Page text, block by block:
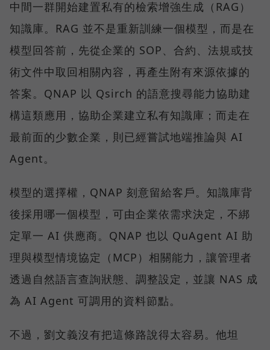
中間一群開始建置私有的檢索增強生成（RAG）
知識庫。RAG 並不是重新訓練一個模型，而是在
模型回答前，先從企業的 SOP、合約、法規或技
術文件中取回相關內容，再產生附有來源依據的
答案。QNAP 以 Qsirch 的語意搜尋能力協助建
構這類應用，協助企業建立私有知識庫；而走在
最前面的少數企業，則已經嘗試地端推論與 AI
Agent。
模型的選擇權，QNAP 刻意留給客戶。知識庫背
後採用哪一個模型，可由企業依需求決定，不綁
定單一 AI 供應商。QNAP 也以 QuAgent AI 助
理與模型情境協定（MCP）相關能力，讓管理者
透過自然語言查詢狀態、調整設定，並讓 NAS 成
為 AI Agent 可調用的資料節點。
不過，劉文義沒有把這條路說得太容易。他坦